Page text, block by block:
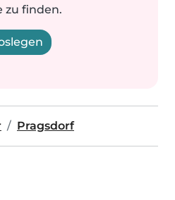
zu finden.
Pragsdorf